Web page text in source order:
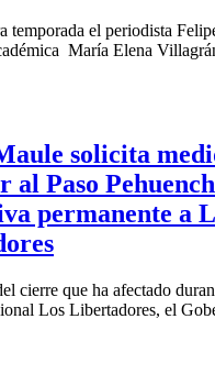
temporada el periodista
María Elena
solicita
al Paso
permanente a
cierre que ha afectado
Los Libertadores, el